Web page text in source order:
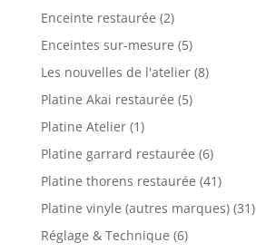
Enceinte restaurée (2)
Enceintes sur-mesure (5)
Les nouvelles de l'atelier(8)
Platine Akai restaurée (5)
Platine Atelier(1)
Platine garrard restaurée (6)
Platine thorens restaurée (41)
Platine vinyle (autres marques)(31)
Réglage & Technique (6)